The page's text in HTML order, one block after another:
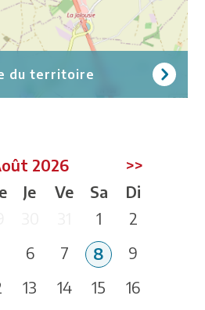
du territoire
2026
>>
Je Ve Sa
Di
1
2
6 7 8
9
13 14 15
16